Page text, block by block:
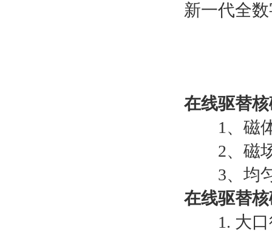
新一代全
在线驱替
1、磁体
2、磁场
3、均匀
在线驱替
1. 大口